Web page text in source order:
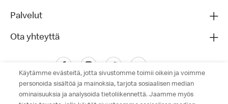
Palvelut
Ota yhteyttä
Käytämme evästeitä, jotta sivustomme toimii oikein ja voimme
personoida sisältöä ja mainoksia, tarjota sosiaalisen median
ominaisuuksia ja analysoida tietoliikennettä. Jaamme myös